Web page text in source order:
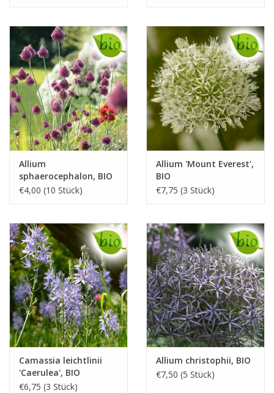
Allium
sphaerocephalon, BIO
€4,00 (10 Stück)
Allium 'Mount Everest',
BIO
€7,75 (3 Stück)
Camassia leichtlinii
'Caerulea', BIO
€6,75 (3 Stück)
Allium christophii, BIO
€7,50 (5 Stück)